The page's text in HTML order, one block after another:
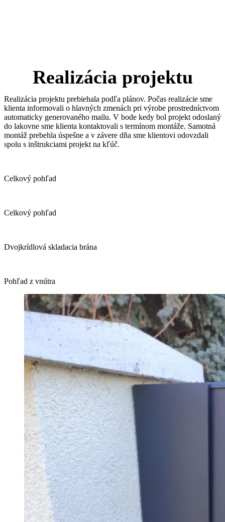
Realizácia projektu
Realizácia projektu prebiehala podľa plánov. Počas realizácie sme
klienta informovali o hlavných zmenách pri výrobe prostredníctvom
automaticky generovaného mailu. V bode kedy bol projekt odoslaný
do lakovne sme klienta kontaktovali s termínom montáže. Samotná
montáž prebehla úspešne a v závere dňa sme klientovi odovzdali
spolu s inštrukciami projekt na kľúč.
Celkový pohľad
Celkový pohľad
Dvojkrídlová skladacia brána
Pohľad z vnútra